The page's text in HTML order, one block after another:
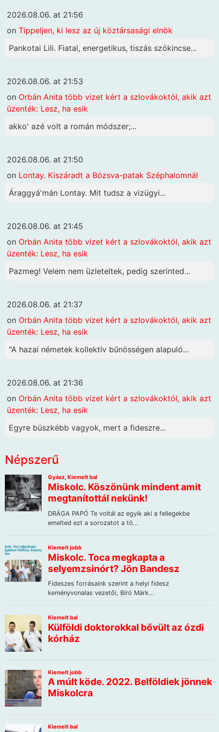
2026.08.06. at 21:56
on Tippeljen, ki lesz az új köztársasági elnök
Pankotai Lili. Fiatal, energetikus, tiszás szókincse...
2026.08.06. at 21:53
on Orbán Anita több vizet kért a szlovákoktól, akik azt
üzenték: Lesz, ha esik
akko' azé volt a román módszer;...
2026.08.06. at 21:50
on Lontay. Kiszáradt a Bózsva-patak Széphalomnál
Áraggyá'mán Lontay. Mit tudsz a vizügyi...
2026.08.06. at 21:45
on Orbán Anita több vizet kért a szlovákoktól, akik azt
üzenték: Lesz, ha esik
Pazmeg! Velem nem üzleteltek, pedig szerinted...
2026.08.06. at 21:37
on Orbán Anita több vizet kért a szlovákoktól, akik azt
üzenték: Lesz, ha esik
"A hazai németek kollektív bűnösségen alapuló...
2026.08.06. at 21:36
on Orbán Anita több vizet kért a szlovákoktól, akik azt
üzenték: Lesz, ha esik
Egyre büszkébb vagyok, mert a fideszre...
Népszerű